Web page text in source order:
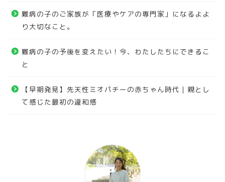
難病の子のご家族が「医療やケアの専門家」になるよよ
り大切なこと。
難病の子の予後を変えたい！今、わたしたちにできるこ
と
【早期発見】先天性ミオパチーの赤ちゃん時代｜親とし
て感じた最初の違和感